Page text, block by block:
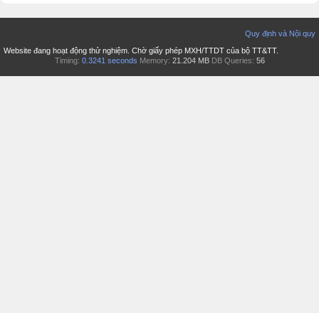
Quy định và Nội quy
Website đang hoạt động thử nghiệm. Chờ giấy phép MXH/TTDT của bộ TT&TT.
Timing: 0.3241 seconds Memory: 21.204 MB DB Queries: 56